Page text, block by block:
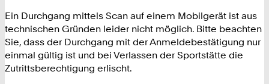
Ein Durchgang mittels Scan auf einem Mobilgerät ist aus
technischen Gründen leider nicht möglich. Bitte beachten
Sie, dass der Durchgang mit der Anmeldebestätigung nur
einmal gültig ist und bei Verlassen der Sportstätte die
Zutrittsberechtigung erlischt.